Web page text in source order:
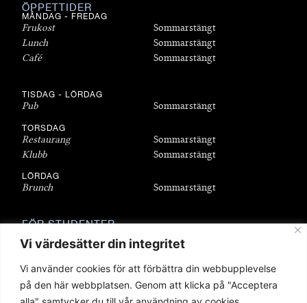
Vi värdesätter din integritet
Vi använder cookies för att förbättra din webbupplevelse
på den här webbplatsen. Genom att klicka på "Acceptera
ÖPPETTIDER
MÅNDAG - FREDAG
Frukost
Lunch
Café
Sommarstängt
Sommarstängt
Sommarstängt
TISDAG - LÖRDAG
Pub Sommarstängt
TORSDAG
Restaurang
Klubb
Sommarstängt
Sommarstängt
LÖRDAG
Brunch Sommarstängt
FÖR STUDENTER
Bli medlem
Föreningar
Sittningar